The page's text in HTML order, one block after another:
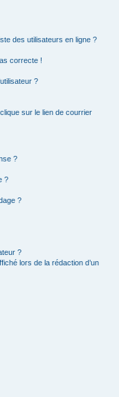
des utilisateurs en ligne ?
correcte !
?
sur le lien de courrier
?
?
?
?
lors de la rédaction d’un